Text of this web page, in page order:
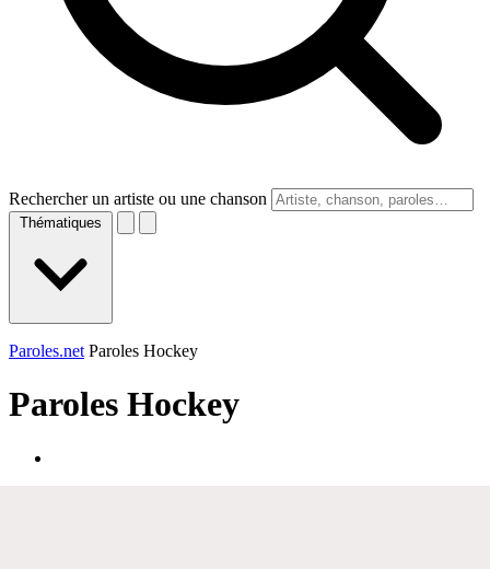
Rechercher un artiste ou une chanson
Thématiques
Paroles.net Paroles Hockey
Paroles Hockey